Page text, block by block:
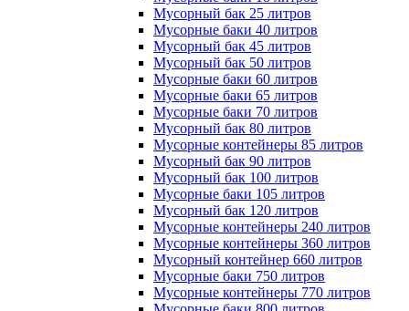
Мусорный бак 25 литров
Мусорные баки 40 литров
Мусорный бак 45 литров
Мусорный бак 50 литров
Мусорные баки 60 литров
Мусорные баки 65 литров
Мусорные баки 70 литров
Мусорный бак 80 литров
Мусорные контейнеры 85 литров
Мусорный бак 90 литров
Мусорный бак 100 литров
Мусорные баки 105 литров
Мусорный бак 120 литров
Мусорные контейнеры 240 литров
Мусорные контейнеры 360 литров
Мусорный контейнер 660 литров
Мусорные баки 750 литров
Мусорные контейнеры 770 литров